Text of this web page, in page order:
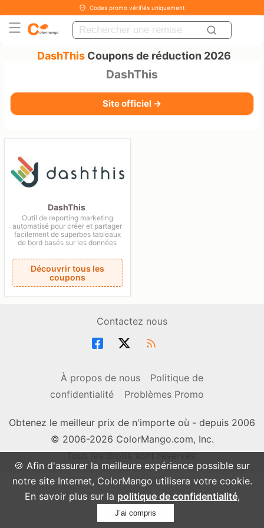
🍪 Afin d'assurer la meilleure expérience possible sur
notre site Internet, ColorMango utilisera votre cookie.
En savoir plus sur la politique de confidentialité,
J’ai compris
Codes promo vérifiés uniquement
DashThisCoupons de réduction 2026
DashThis
Site officiel →
DashThis
Outil de reporting marketing
automatisé pour créer et partager
facilement de superbes tableaux
de bord basés sur les données
Découvrir tous les
coupons
Contactez nous
À propos de nous
Politique de
confidentialité
Problèmes Promo
Obtenez le meilleur prix de n'importe où - depuis 2006
© 2006-2026 ColorMango.com, Inc.
Tous les droits sont réservés.